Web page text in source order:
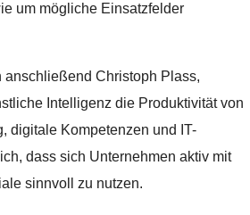
um mögliche Einsatzfelder
anschließend Christoph Plass,
Intelligenz die Produktivität von
digitale Kompetenzen und IT-
dass sich Unternehmen aktiv mit
sinnvoll zu nutzen.